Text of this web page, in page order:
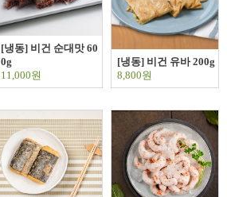
[냉동] 비건 순대맛 60
0g
11,000원
[냉동] 비건 유바 200g
8,800원